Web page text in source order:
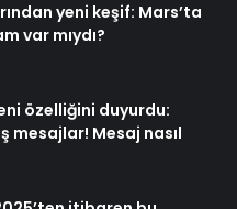
yeni keşif: Mars’ta
var mıydı?
özelliğini duyurdu:
mesajlar! Mesaj nasıl